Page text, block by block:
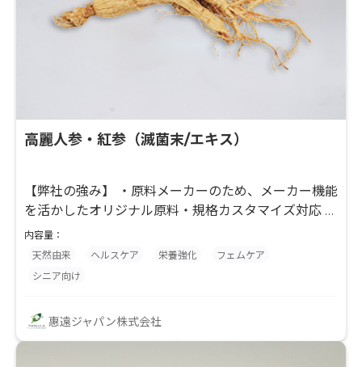
高麗人参・紅参（滅菌末/エキス）
【弊社の強み】 ・原料メーカーのため、メーカー機能
を活かしたオリジナル原料・規格カスタマイズ対応 ・
他社との差別化につながる処方設計・留型原料の開発
・ドリンク用途を含む原料調整やラボテストの対応可
能 ●ジンセノサイドを規格化した中国産高麗人参エキ
です。 ●品質管理について 取得認定：
内容量：
天然由来
ヘルスケア 栄養強化
フェムケア
シニア向け
惠遠ジャパン株式会社